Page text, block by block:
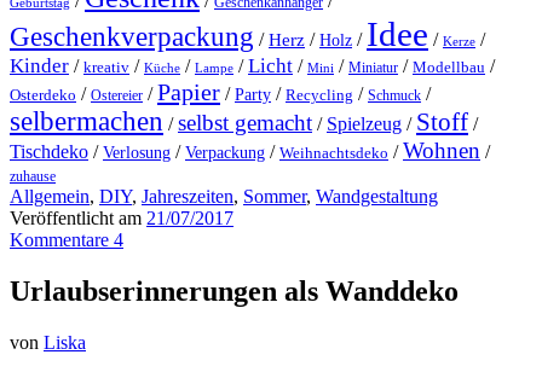
Geburtstag
Geschenkverpackung /Herz /Holz / Idee / Kerze /
Kinder / kreativ / Küche / Lampe /Licht / Mini / Miniatur / Modellbau /
Osterdeko / Ostereier /Papier /Party / Recycling / Schmuck /
selbermachen /selbst gemacht / Spielzeug / Stoff /
Tischdeko /Verlosung /Verpackung / Weihnachtsdeko /Wohnen /
zuhause
Allgemein, DIY, Jahreszeiten, Sommer, Wandgestaltung
Veröffentlicht am 21/07/2017
Kommentare 4
Urlaubserinnerungen als Wanddeko
von Liska